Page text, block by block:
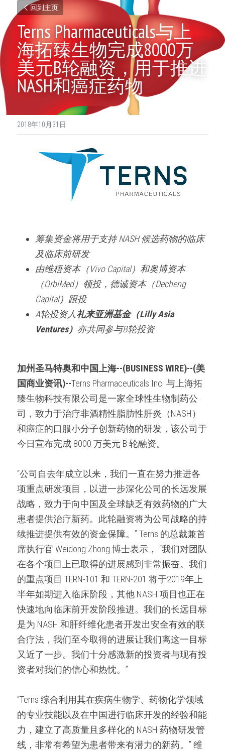
回到主页
Terns Pharmaceuticals与上
海拓臻生物完成8000万
美元B轮融资，用于推进
NASH和癌症药物
2018年10月31日
筹集资金将用于支持 NASH 候选药物的临床
及临床前研发
由维梧资本（Vivo Capital）和奥博资本
（OrbiMed）领投，德诚资本（Decheng
Capital）跟投
A轮投资人 礼来亚洲基金（Lilly Asia
Ventures） 亦共同参与B轮投资
加州圣马特奥和中国上海--(BUSINESS WIRE)--(美
国商业资讯)--Terns Pharmaceuticals Inc. 与上海拓
臻生物科技有限公司是一家全球性生物制药公
司，致力于治疗非酒精性脂肪性肝炎（NASH）
和癌症的口服小分子创新药物的研发，该公司于
今日宣布完成 8000 万美元 B 轮融资。
“公司自去年成立以来，我们一直在努力推进各
项重点研发项目，以进一步深化公司的长远发展
战略，致力于向中国及全球缺乏有效药物的广大
患者提供治疗新药。此轮融资将为公司战略的持
续推进提供有效的资金保障。” Terns 的总裁兼首
席执行官 Weidong Zhong 博士表示， “我们对团队
在各个项目上已取得的进展感到非常振奋。我们
的重点项目 TERN-101 和 TERN-201 将于2019年上
半年如期进入临床阶段，其他 NASH 项目也正在
快速地向临床前开发阶段推进。我们的长远目标
是为 NASH 和肝纤维化患者开发出安全有效的联
合疗法，我们至今取得的进展让我们离这一目标
又近了一步。我们十分感激新的投资者与现有投
资者对我们的信心和热忱。”
“Terns 综合利用其在疾病生物学、药物化学领域
的专业技能以及在中国进行临床开发的经验和能
力，建立了高质量且多样化的 NASH 药物研发管
线，非常有希望为患者带来有潜力的新药。” 维